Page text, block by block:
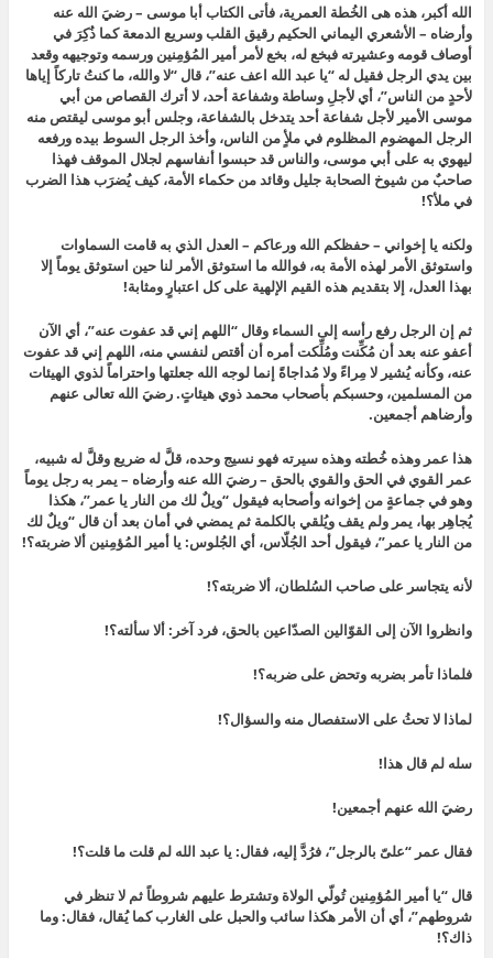
الله أكبر، هذه هى الخُطة العمرية، فأتى الكتاب أبا موسى – رضيَ الله عنه
وأرضاه – الأشعري اليماني الحكيم رقيق القلب وسريع الدمعة كما ذُكِرَ في
أوصاف قومه وعشيرته فبخع له، بخع لأمر أمير المُؤمِنين ورسمه وتوجيهه وقعد
بين يدي الرجل فقيل له “يا عبد الله اعف عنه”، قال “لا والله، ما كنتُ تاركاً إياها
لأحدٍ من الناس”، أي لأجلِ وساطة وشفاعة أحد، لا أترك القصاص من أبي
موسى الأمير لأجل شفاعة أحد يتدخل بالشفاعة، وجلس أبو موسى ليقتص منه
الرجل المهضوم المظلوم في ملأٍ من الناس، وأخذ الرجل السوط بيده ورفعه
ليهوي به على أبي موسى، والناس قد حبسوا أنفاسهم لجلال الموقف فهذا
صاحبٌ من شيوخ الصحابة جليل وقائد من حكماء الأمة، كيف يُضرَب هذا الضرب
في ملأ؟!
ولكنه يا إخواني – حفظكم الله ورعاكم – العدل الذي به قامت السماوات
واستوثق الأمر لهذه الأمة به، فوالله ما استوثق الأمر لنا حين استوثق يوماً إلا
بهذا العدل، إلا بتقديم هذه القيم الإلهية على كل اعتبارٍ ومثابة!
ثم إن الرجل رفع رأسه إلى السماء وقال “اللهم إني قد عفوت عنه”، أي الآن
أعفو عنه بعد أن مُكِّنت ومُلِّكت أمره أن أقتص لنفسي منه، اللهم إني قد عفوت
عنه، وكأنه يُشير لا مِراءً ولا مُداجاةً إنما لوجه الله جعلتها واحتراماً لذوي الهيئات
من المسلمين، وحسبكم بأصحاب محمد ذوي هيئاتٍ. رضيَ الله تعالى عنهم
وأرضاهم أجمعين.
هذا عمر وهذه خُطته وهذه سيرته فهو نسيج وحده، قلَّ له ضريع وقلَّ له شبيه،
عمر القوي في الحق والقوي بالحق – رضيَ الله عنه وأرضاه – يمر به رجل يوماً
وهو في جماعةٍ من إخوانه وأصحابه فيقول “ويلٌ لك من النار يا عمر”، هكذا
يُجاهِر بها، يمر ولم يقف ويُلقي بالكلمة ثم يمضي في أمان بعد أن قال “ويلٌ لك
من النار يا عمر”، فيقول أحد الجُلّاس، أي الجُلوس: يا أمير المُؤمِنين ألا ضربته؟!
لأنه يتجاسر على صاحب السُلطان، ألا ضربته؟!
وانظروا الآن إلى القوّالين الصدّاعين بالحق، فرد آخر: ألا سألته؟!
فلماذا تأمر بضربه وتحض على ضربه؟!
لماذا لا تحثُ على الاستفصال منه والسؤال؟!
سله لم قال هذا!
رضيَ الله عنهم أجمعين!
فقال عمر “علىّ بالرجل”، فرُدَّ إليه، فقال: يا عبد الله لم قلت ما قلت؟!
قال “يا أمير المُؤمِنين تُولّي الولاة وتشترط عليهم شروطاً ثم لا تنظر في
شروطهم”، أي أن الأمر هكذا سائب والحبل على الغارب كما يُقال، فقال: وما
ذاك؟!